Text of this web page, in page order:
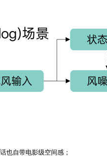
也自带电影级空间感；